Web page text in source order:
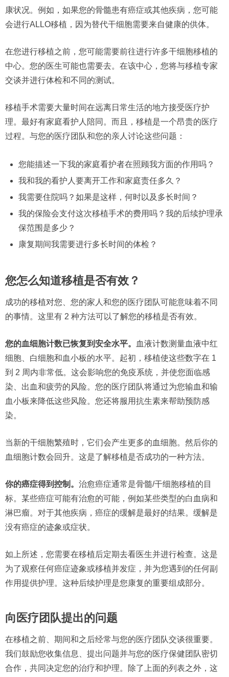
康状况。例如，如果您的骨髓患有癌症或其他疾病，您可能
会进行ALLO移植，因为替代干细胞需要来自健康的供体。
在您进行移植之前，您可能需要前往进行许多干细胞移植的
中心。您的医生可能也需要去。在该中心，您将与移植专家
交谈并进行体检和不同的测试。
移植手术需要大量时间在远离日常生活的地方接受医疗护
理。最好有家庭看护人陪同。而且，移植是一个昂贵的医疗
过程。与您的医疗团队和您的亲人讨论这些问题：
您能描述一下我的家庭看护者在照顾我方面的作用吗？
我和我的看护人要离开工作和家庭责任多久？
我需要住院吗？如果是这样，何时以及多长时间？
我的保险会支付这次移植手术的费用吗？我的后续护理承
保范围是多少？
康复期间我需要进行多长时间的体检？
您怎么知道移植是否有效？
成功的移植对您、您的家人和您的医疗团队可能意味着不同
的事情。这里有 2 种方法可以了解您的移植是否有效。
您的血细胞计数已恢复到安全水平。
血液计数测量血液中红
细胞、白细胞和血小板的水平。起初，移植使这些数字在 1
到 2 周内非常低。这会影响您的免疫系统，并使您面临感
染、出血和疲劳的风险。您的医疗团队将通过为您输血和输
血小板来降低这些风险。您还将服用抗生素来帮助预防感
染。
当新的干细胞繁殖时，它们会产生更多的血细胞。然后你的
血细胞计数会回升。这是了解移植是否成功的一种方法。
你的癌症得到控制。 治愈癌症通常是骨髓/干细胞移植的目
标。某些癌症可能有治愈的可能，例如某些类型的白血病和
淋巴瘤。对于其他疾病，癌症的缓解是最好的结果。缓解是
没有癌症的迹象或症状。
如上所述，您需要在移植后定期去看医生并进行检查。这是
为了观察任何癌症迹象或移植并发症，并为您遇到的任何副
作用提供护理。这种后续护理是您康复的重要组成部分。
向医疗团队提出的问题
在移植之前、期间和之后经常与您的医疗团队交谈很重要。
我们鼓励您收集信息、提出问题并与您的医疗保健团队密切
合作，共同决定您的治疗和护理。除了上面的列表之外，这